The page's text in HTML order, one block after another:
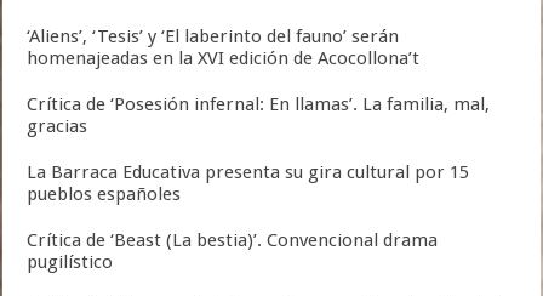
‘Aliens’, ‘Tesis’ y ‘El laberinto del fauno’ serán
homenajeadas en la XVI edición de Acocollona’t
Crítica de ‘Posesión infernal: En llamas’. La familia, mal,
gracias
La Barraca Educativa presenta su gira cultural por 15
pueblos españoles
Crítica de ‘Beast (La bestia)’. Convencional drama
pugilístico